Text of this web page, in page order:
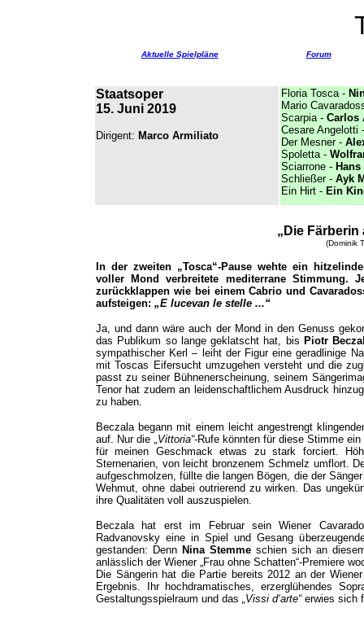
Aktuelle Spielpläne Forum
Staatsoper
15. Juni 2019
Dirigent: Marco Armiliato
Floria Tosca -
Mario
Scarpia - Carlos
Cesare Angelotti
Der Mesner -
Spoletta -
Sciarrone -
Schließer - Ayk
Ein Hirt - Ein
„Die Färberin
(Dominik
In der zweiten „Tosca“-Pause wehte ein
voller Mond verbreitete mediterrane Stimmung.
zurückklappen wie bei einem Cabrio und
aufsteigen: „E lucevan le stelle ...“
Ja, und dann wäre auch der Mond in den Genuss
das Publikum so lange geklatscht hat, bis Piotr
sympathischer Kerl – leiht der Figur eine geradlinige
mit Toscas Eifersucht umzugehen versteht und die
passt zu seiner Bühnenerscheinung, seinem
Tenor hat zudem an leidenschaftlichem Ausdruck
zu haben.
Beczala begann mit einem leicht angestrengt
auf. Nur die „Vittoria“-Rufe könnten für diese Stimme
für meinen Geschmack etwas zu stark forciert.
Sternenarien, von leicht bronzenem Schmelz umflort.
aufgeschmolzen, füllte die langen Bögen, die der
Wehmut, ohne dabei outrierend zu wirken. Das
ihre Qualitäten voll auszuspielen.
Beczala hat erst im Februar sein Wiener
Radvanovsky eine in Spiel und Gesang
gestanden: Denn Nina Stemmeschien sich an
anlässlich der Wiener „Frau ohne Schatten“-Premiere
Die Sängerin hat die Partie bereits 2012 an der
Ergebnis. Ihr hochdramatisches, erzerglühendes
Gestaltungsspielraum und das „Vissi d‘arte“ erwies sich